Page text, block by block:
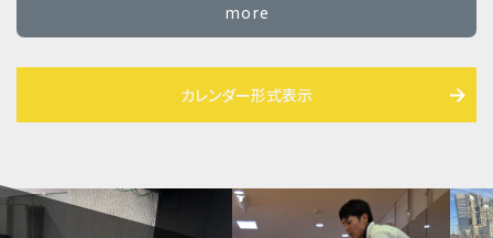
more
カレンダー形式表示